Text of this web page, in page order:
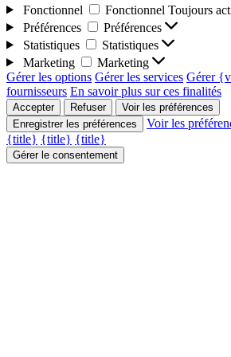
Fonctionnel
Fonctionnel Toujours
Préférences
Préférences
Statistiques
Statistiques
Marketing
Marketing
Gérer les options Gérer les services Gérer
fournisseurs En savoir plus sur ces finalités
Accepter Refuser
Voir les préférences
Enregistrer les préférences
Voir les
{title} {title} {title}
Gérer le consentement